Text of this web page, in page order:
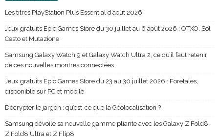
Les titres PlayStation Plus Essential d’août 2026
Jeux gratuits Epic Games Store du 30 juillet au 6 août 2026 : OTXO, Sol
Cesto et Mutazione
Samsung Galaxy Watch 9 et Galaxy Watch Ultra 2, ce qu’il faut retenir
de ces nouvelles montres connectées
Jeux gratuits Epic Games Store du 23 au 30 juillet 2026 : Foretales,
disponible sur PC et mobile
Décrypter le jargon : qu’est-ce que la Géolocalisation ?
Samsung dévoile sa nouvelle gamme pliante avec les Galaxy Z Fold8,
Z Fold8 Ultra et Z Flip8